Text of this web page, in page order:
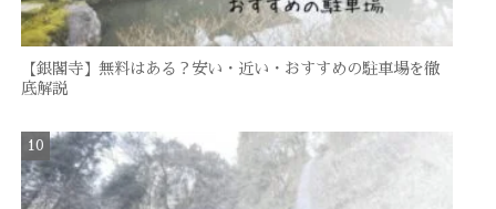
【銀閣寺】無料はある？安い・近い・おすすめの駐車場を徹
底解説